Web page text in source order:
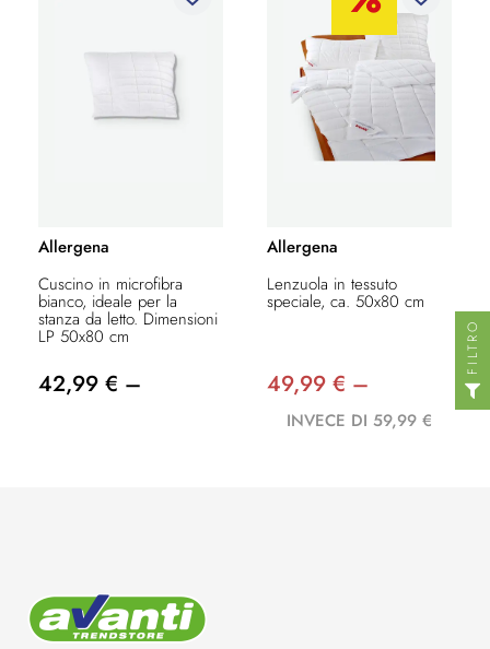
Allergena
Cuscino in microfibra
bianco, ideale per la
stanza da letto. Dimensioni
LP 50x80 cm
42,99 € –
Allergena
Lenzuola in tessuto
speciale, ca. 50x80 cm
49,99 € –
INVECE DI 59,99 €
FILTRO